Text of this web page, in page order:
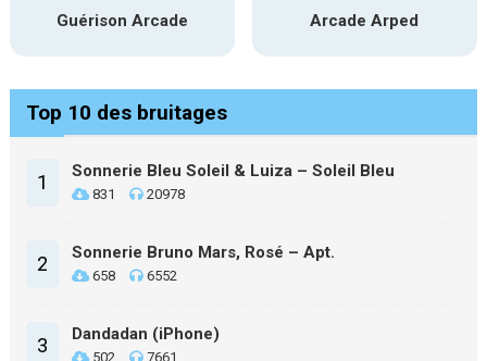
Guérison Arcade Arcade Arped
Top 10 des bruitages
1 Sonnerie Bleu Soleil & Luiza – Soleil Bleu
831 20978
2 Sonnerie Bruno Mars, Rosé – Apt.
658 6552
3 Dandadan (iPhone)
502 7661